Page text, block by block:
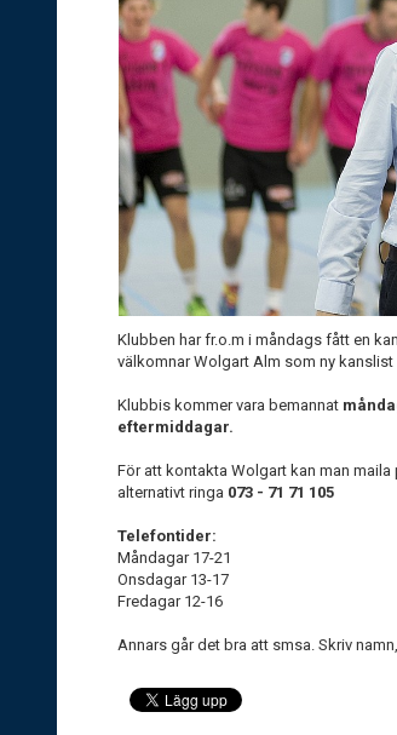
Klubben har fr.o.m i måndags fått en
välkomnar Wolgart Alm som ny
Klubbis kommer vara bemannat
eftermiddagar.
För att kontakta Wolgart kan man maila
alternativt ringa 073 - 71 71 105
Telefontider:
Måndagar 17-21
Onsdagar 13-17
Fredagar 12-16
Annars går det bra att smsa. Skriv